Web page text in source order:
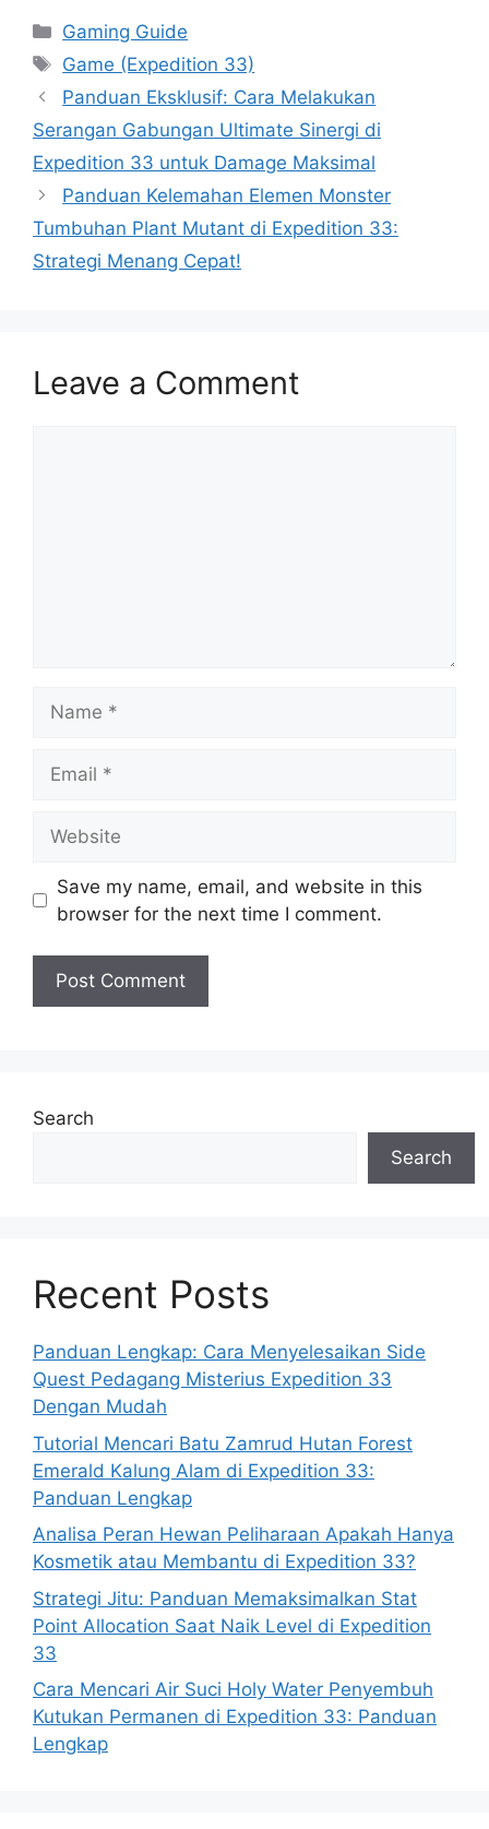
Categories
Gaming Guide
Tags
Game (Expedition 33)
Panduan Eksklusif: Cara Melakukan
Serangan Gabungan Ultimate Sinergi di
Expedition 33 untuk Damage Maksimal
Panduan Kelemahan Elemen Monster
Tumbuhan Plant Mutant di Expedition 33:
Strategi Menang Cepat!
Leave a Comment
Save my name, email, and website in this
browser for the next time I comment.
Search
Search
Recent Posts
Panduan Lengkap: Cara Menyelesaikan Side
Quest Pedagang Misterius Expedition 33
Dengan Mudah
Tutorial Mencari Batu Zamrud Hutan Forest
Emerald Kalung Alam di Expedition 33:
Panduan Lengkap
Analisa Peran Hewan Peliharaan Apakah Hanya
Kosmetik atau Membantu di Expedition 33?
Strategi Jitu: Panduan Memaksimalkan Stat
Point Allocation Saat Naik Level di Expedition
33
Cara Mencari Air Suci Holy Water Penyembuh
Kutukan Permanen di Expedition 33: Panduan
Lengkap